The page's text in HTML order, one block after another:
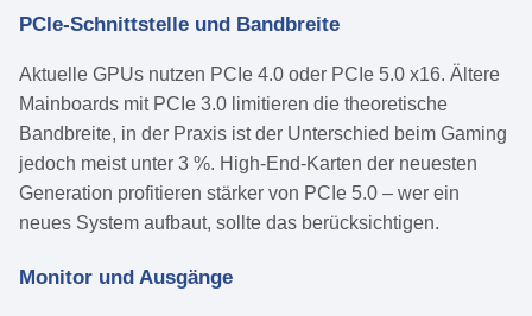
PCIe-Schnittstelle und Bandbreite
Aktuelle GPUs nutzen PCIe 4.0 oder PCIe 5.0 x16. Ältere
Mainboards mit PCIe 3.0 limitieren die theoretische
Bandbreite, in der Praxis ist der Unterschied beim Gaming
jedoch meist unter 3 %. High-End-Karten der neuesten
Generation profitieren stärker von PCIe 5.0 – wer ein
neues System aufbaut, sollte das berücksichtigen.
Monitor und Ausgänge